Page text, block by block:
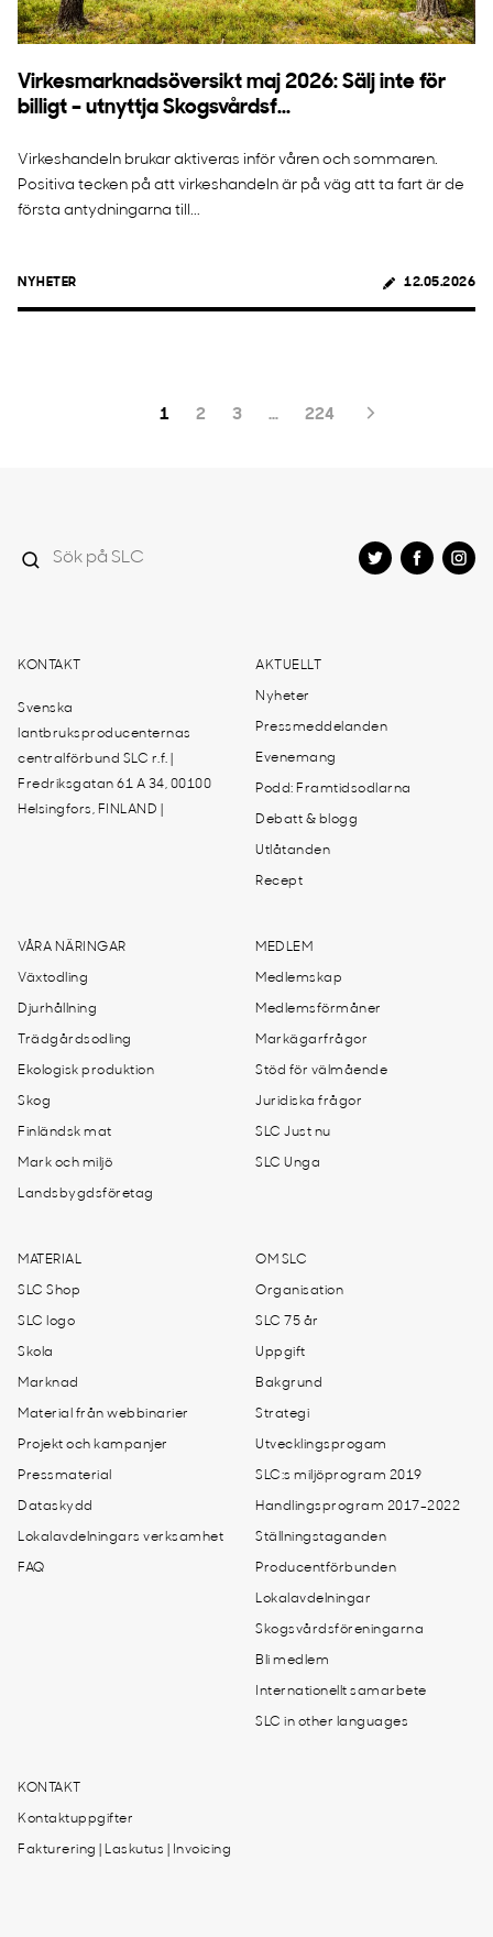
Virkesmarknadsöversikt maj 2026: Sälj inte för
billigt – utnyttja Skogsvårdsf...
Virkeshandeln brukar aktiveras inför våren och sommaren.
Positiva tecken på att virkeshandeln är på väg att ta fart är de
första antydningarna till...
NYHETER 12.05.2026
1 2 3 … 224
KONTAKT
Svenska
lantbruksproducenternas
centralförbund SLC r.f. |
Fredriksgatan 61 A 34, 00100
Helsingfors, FINLAND |
AKTUELLT
Nyheter
Pressmeddelanden
Evenemang
Podd: Framtidsodlarna
Debatt & blogg
Utlåtanden
Recept
VÅRA NÄRINGAR
Växtodling
Djurhållning
Trädgårdsodling
Ekologisk produktion
Skog
Finländsk mat
Mark och miljö
Landsbygdsföretag
MEDLEM
Medlemskap
Medlemsförmåner
Markägarfrågor
Stöd för välmående
Juridiska frågor
SLC Just nu
SLC Unga
MATERIAL
SLC Shop
SLC logo
Skola
Marknad
Material från webbinarier
Projekt och kampanjer
Pressmaterial
Dataskydd
Lokalavdelningars verksamhet
FAQ
OM SLC
Organisation
SLC 75 år
Uppgift
Bakgrund
Strategi
Utvecklingsprogam
SLC:s miljöprogram 2019
Handlingsprogram 2017-2022
Ställningstaganden
Producentförbunden
Lokalavdelningar
Skogsvårdsföreningarna
Bli medlem
Internationellt samarbete
SLC in other languages
KONTAKT
Kontaktuppgifter
Fakturering | Laskutus | Invoicing